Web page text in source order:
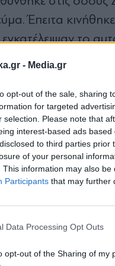
- Media.gr
opt-out of the sale, sharing
for targeted
selection. Please note that
interest-based ads
to third parties
of your personal
This information may also
Participants that may further
Data Processing Opt Outs
opt-out of the Sharing of my
Έπειτα
το
Πειραιά
του
οποίο και
Εγκλημάτων
της
ότι
από την περιοχή